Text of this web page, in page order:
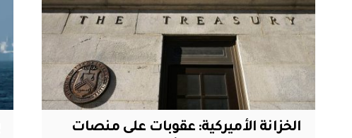
الخزانة الأميركية: عقوبات على منصات